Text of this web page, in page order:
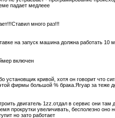
падает медлеее
много раз!!!
на запуск машина должна работать 10
включен
установщик кривой, хотя он говорит что
фирмы большой % брака.Ягуар за теже
двигатель 1zz.отдал в сервис они
прокрутки увеличивать, бесполезно
но зато работает